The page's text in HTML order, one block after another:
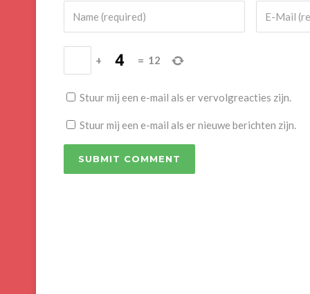
+ = 12
Stuur mij een e-mail als er vervolgreacties zijn.
Stuur mij een e-mail als er nieuwe berichten zijn.